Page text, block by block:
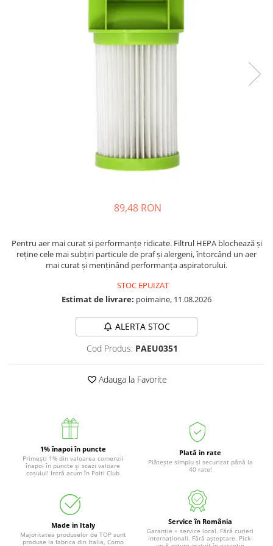
89,48 RON
Pentru aer mai curat și performanțe ridicate. Filtrul HEPA blochează și
reține cele mai subțiri particule de praf și alergeni, întorcând un aer
mai curat și menținând performanța aspiratorului.
STOC EPUIZAT
Estimat de livrare: poimaine, 11.08.2026
ALERTA STOC
Cod Produs: PAEU0351
Adauga la Favorite
1% înapoi în puncte
Primești 1% din valoarea comenzii
înapoi în puncte și scazi valoare
coșului! Intră acum în Polti Club
Plată in rate
Plătește simplu și securizat până la
40 rate!
Made in Italy
Majoritatea produselor de TOP sunt
produse la fabrica din Italia, Como
Service în România
Garanție + service local. Fără curieri
internaționali. Fără așteptare. Pick-